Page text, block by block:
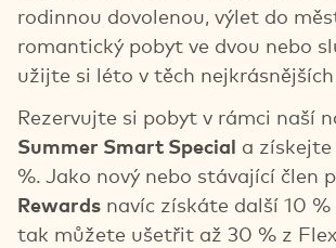
rodinnou dovolenou, výlet do
romantický pobyt ve dvou nebo
užijte si léto v těch
Rezervujte si pobyt v rámci naší
Summer Smart Special a
%. Jako nový nebo stávající člen
Rewards navíc získáte další 10 %
tak můžete ušetřit až 30 % z